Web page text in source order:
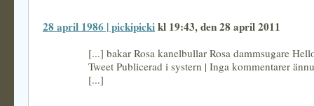
28 april 1986 | pickipickikl 19:43, den 28 april 2011
[...] bakar Rosa kanelbullar Rosa dammsugare
Tweet Publicerad i systern | Inga kommentarer
[...]